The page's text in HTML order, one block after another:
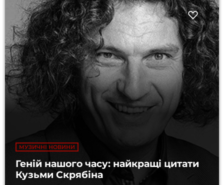
МУЗИЧНІ НОВИНИ
Геній нашого часу: найкращі цитати
Кузьми Скрябіна